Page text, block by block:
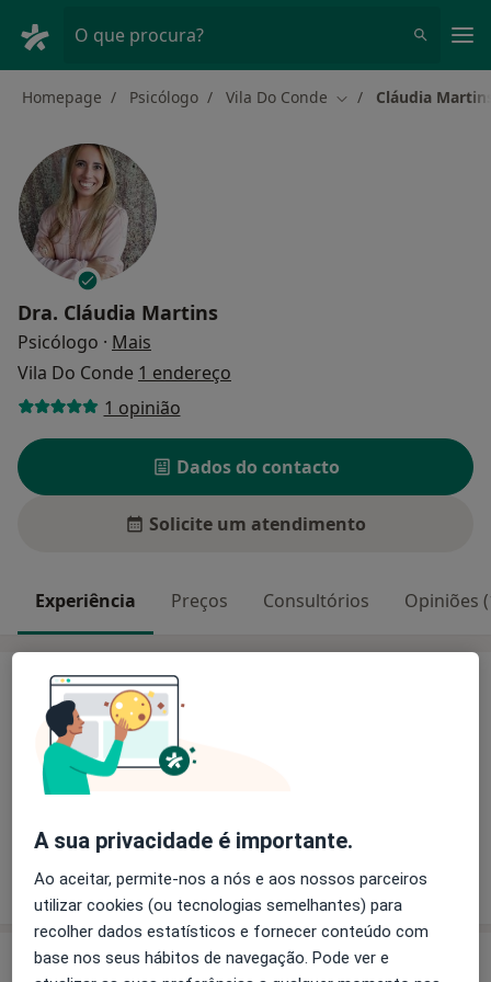
O que procura?
Homepage Psicólogo Vila Do Conde Mudar de cidade
Cláudia
Dra. Cláudia Martins
Psicólogo · Mais
Vila Do Conde 1 endereço
1 opinião
Dados do contacto
Solicite um atendimento
Experiência Preços Consultórios Opiniões
Experiência
Principais doenças tratadas
Transtornos da Memória
Ataque de pânico
Mostrar mais detalhes
sobre a experiência
Serviços e preços
A sua privacidade é importante.
Ao aceitar, permite-nos a nós e aos nossos parceiros
utilizar cookies (ou tecnologias semelhantes) para
recolher dados estatísticos e fornecer conteúdo com
base nos seus hábitos de navegação. Pode ver e